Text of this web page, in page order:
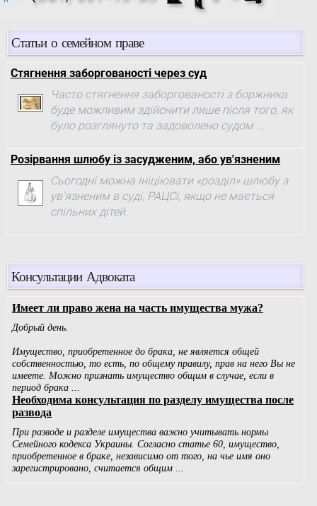
Статьи о семейном праве
Стягнення заборгованості через суд
Часто стягнення заборгованості з боржника
буде можливим здійснити лише після того, як
було розглянуто та задоволено судом ...
Розірвання шлюбу із засудженим, або ув'язненим
Сьогодні можна ініціювати «розділ» шлюбу з
ув'язненим в суді, РАЦСі, якщо не мається
спільних дітей.
Консультации Адвоката